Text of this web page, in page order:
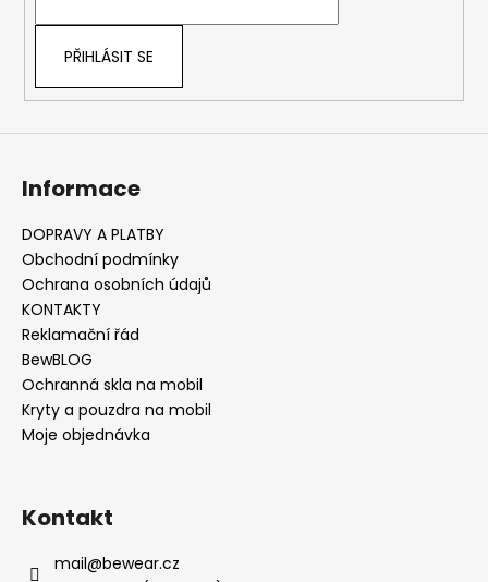
PŘIHLÁSIT SE
Informace
DOPRAVY A PLATBY
Obchodní podmínky
Ochrana osobních údajů
KONTAKTY
Reklamační řád
BewBLOG
Ochranná skla na mobil
Kryty a pouzdra na mobil
Moje objednávka
Kontakt
mail@bewear.cz